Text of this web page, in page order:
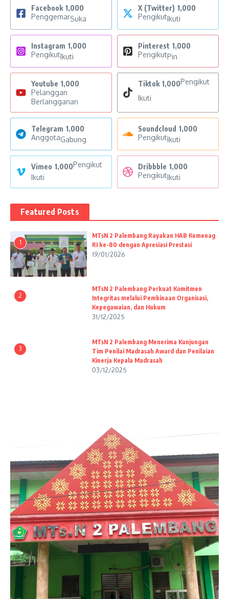
Facebook 1,000
PenggemarSuka
X (Twitter) 1,000
PengikutIkuti
Instagram 1,000
PengikutIkuti
Pinterest 1,000
PengikutPin
Youtube 1,000
Pelanggan
Berlangganan
Tiktok 1,000Pengikut
Ikuti
Telegram 1,000
AnggotaGabung
Soundcloud 1,000
PengikutIkuti
Vimeo 1,000Pengikut
Ikuti
Dribbble 1,000
PengikutIkuti
Featured Posts
1
MTsN 2 Palembang Rayakan HAB Kemenag
RI ke-80 dengan Apresiasi Prestasi
19/01/2026
2
MTsN 2 Palembang Perkuat Komitmen
Integritas melalui Pembinaan Organisasi,
Kepegawaian, dan Hukum
31/12/2025
3
MTsN 2 Palembang Menerima Kunjungan
Tim Penilai Madrasah Award dan Penilaian
Kinerja Kepala Madrasah
03/12/2025